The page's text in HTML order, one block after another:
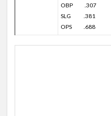
OBP .307
SLG .381
OPS .688